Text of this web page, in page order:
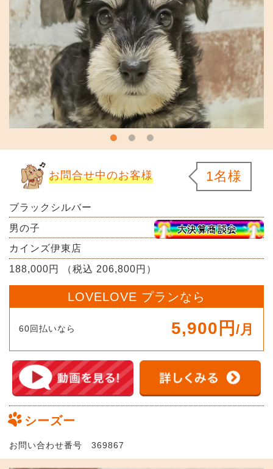
お問合せ中のお客様 1名様
ブラックシルバー
男の子
カインズ伊東店
188,000円 （税込 206,800円）
LOVELOVE プランなら
60回払いなら 5,900円 /月
シーズー
お問い合わせ番号 369867